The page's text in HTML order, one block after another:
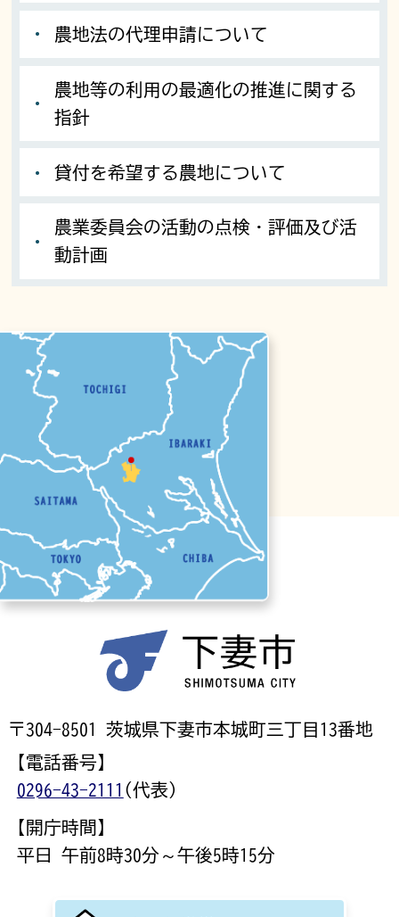
農地法の代理申請について
農地等の利用の最適化の推進に関する
指針
貸付を希望する農地について
農業委員会の活動の点検・評価及び活
動計画
〒304-8501 茨城県下妻市本城町三丁目13番地
【電話番号】
0296-43-2111 (代表)
【開庁時間】
平日 午前8時30分～午後5時15分